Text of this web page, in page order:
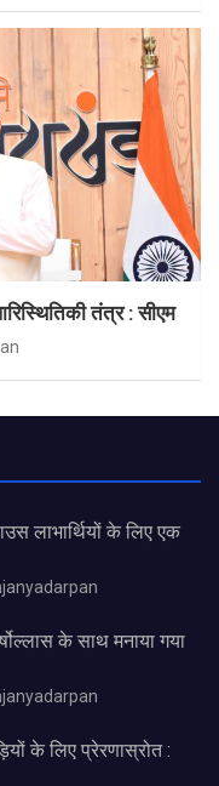
तंत्र : सीएम
लाभार्थियों के लिए एक
के साथ मनाया गया
के लिए प्रेरणास्रोत :